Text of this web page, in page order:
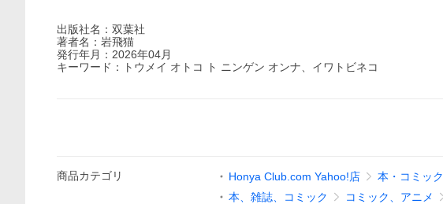
出版社名：双葉社
著者名：岩飛猫
発行年月：2026年04月
キーワード：トウメイ オトコ ト ニンゲン オンナ、イワトビネコ
商品カテゴリ Honya Club.com Yahoo!店 本・コミック
本、雑誌、コミック
コミック、アニメ